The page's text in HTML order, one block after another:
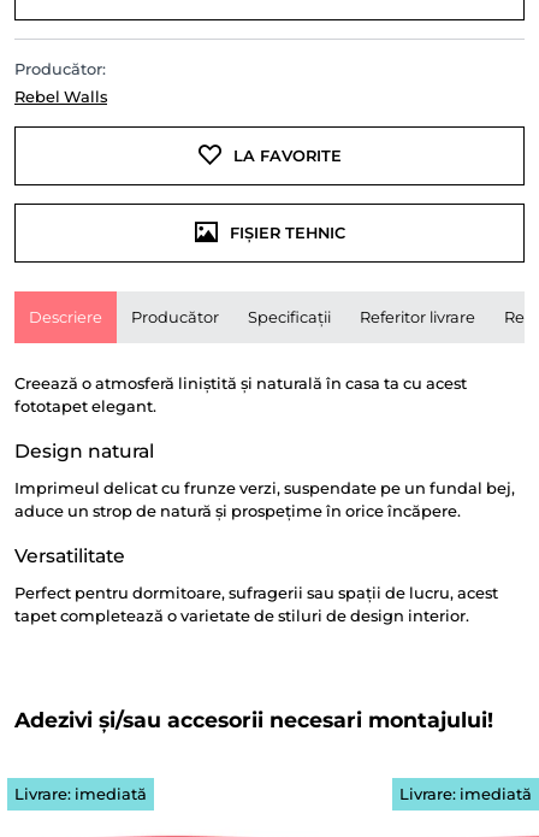
Producător:
Rebel Walls
LA FAVORITE
FIȘIER TEHNIC
Descriere Producător Specificații Referitor livrare
Creează o atmosferă liniștită și naturală în casa ta cu acest
fototapet elegant.
Design natural
Imprimeul delicat cu frunze verzi, suspendate pe un fundal bej,
aduce un strop de natură și prospețime în orice încăpere.
Versatilitate
Perfect pentru dormitoare, sufragerii sau spații de lucru, acest
tapet completează o varietate de stiluri de design interior.
Adezivi și/sau accesorii necesari montajului!
Livrare: imediată Livrare: imediată